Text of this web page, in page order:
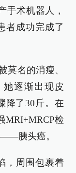
手术机器人，
者成功完成了
莫名的消瘦、
逐渐出现皮
降了30斤。在
MRI+MRCP检
胰头癌。
，周围包裹着